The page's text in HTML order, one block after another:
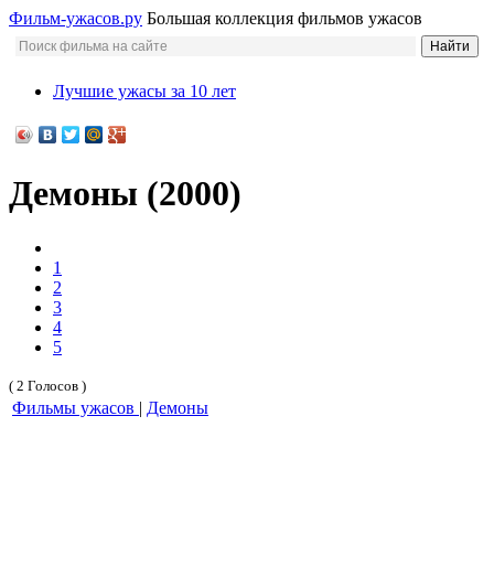
Фильм-ужасов.ру Большая коллекция фильмов ужасов
Лучшие ужасы за 10 лет
Демоны (2000)
1
2
3
4
5
( 2 Голосов )
Фильмы ужасов | Демоны